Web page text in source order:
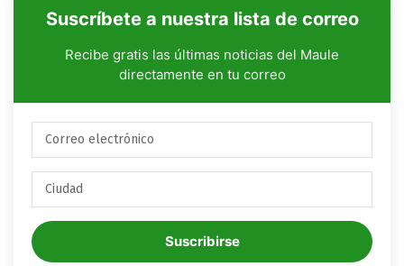
Suscríbete a nuestra lista de correo
Recibe gratis las últimas noticias del Maule
directamente en tu correo
Suscribirse